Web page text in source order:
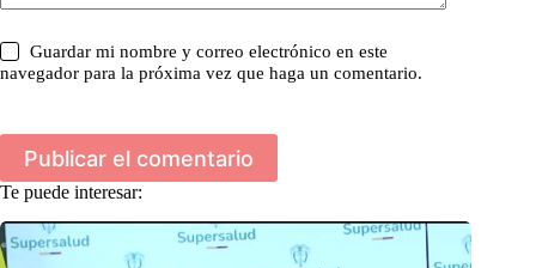
Guardar mi nombre y correo electrónico en este
navegador para la próxima vez que haga un comentario.
Publicar el comentario
Te puede interesar: